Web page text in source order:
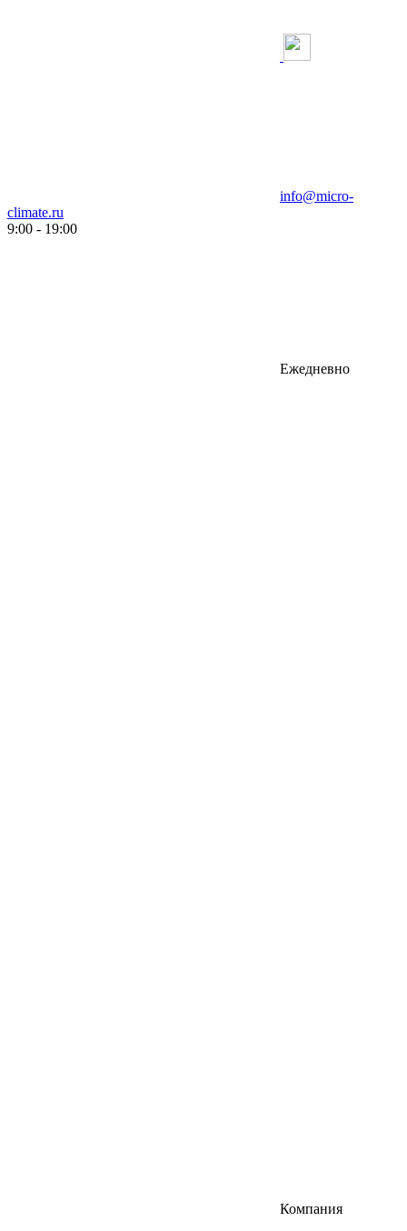
info@micro-
climate.ru
9:00 - 19:00
Ежедневно
Компания